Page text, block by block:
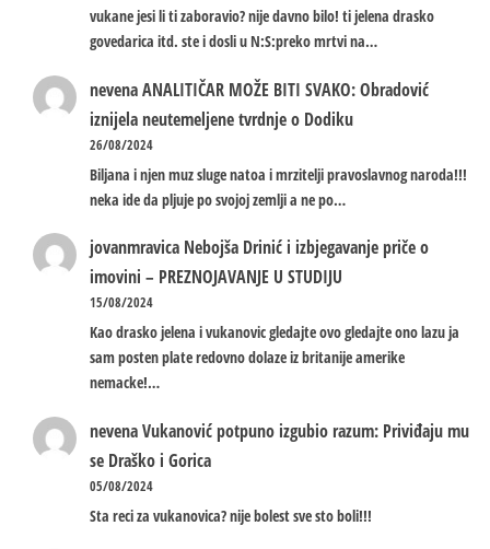
vukane jesi li ti zaboravio? nije davno bilo! ti jelena drasko
govedarica itd. ste i dosli u N:S:preko mrtvi na…
nevenaANALITIČAR MOŽE BITI SVAKO: Obradović
iznijela neutemeljene tvrdnje o Dodiku
26/08/2024
Biljana i njen muz sluge natoa i mrzitelji pravoslavnog naroda!!!
neka ide da pljuje po svojoj zemlji a ne po…
jovanmravica Nebojša Drinić i izbjegavanje priče o
imovini – PREZNOJAVANJE U STUDIJU
15/08/2024
Kao drasko jelena i vukanovic gledajte ovo gledajte ono lazu ja
sam posten plate redovno dolaze iz britanije amerike
nemacke!…
nevenaVukanović potpuno izgubio razum: Priviđaju mu
se Draško i Gorica
05/08/2024
Sta reci za vukanovica? nije bolest sve sto boli!!!